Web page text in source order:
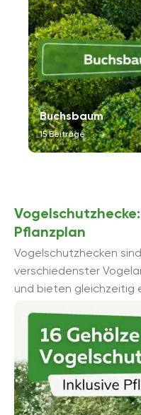
Buchsbaum
15 Beiträge
Pflanzplan
Vogelschutzhecken
verschiedenster
und bieten gleichzeitig